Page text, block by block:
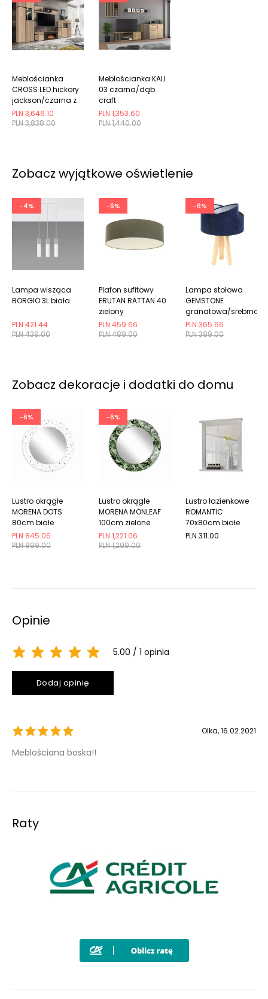
PLN 3,838.00
PLN 3,646.10
Meblościanka
CROSS LED hickory
jackson/czarna z
biokominkiem
PLN 1,440.00
PLN 1,353.60
Meblościanka KALI
03 czarna/dąb
craft
Zobacz wyjątkowe oświetlenie
-4%
PLN 439.00
PLN 421.44
Lampa wisząca
BORGIO 3L biała
-6%
PLN 489.00
PLN 459.66
Plafon sufitowy
ERUTAN RATTAN 40
zielony
-6%
PLN 389.00
PLN 365.66
Lampa stołowa
GEMSTONE
granatowa/srebrna/
Zobacz dekoracje i dodatki do domu
-6%
PLN 899.00
PLN 845.06
Lustro okrągłe
MORENA DOTS
80cm białe
-6%
PLN 1,299.00
PLN 1,221.06
Lustro okrągłe
MORENA MONLEAF
100cm zielone
PLN 311.00
Lustro łazienkowe
ROMANTIC
70x80cm białe
Opinie
5.00 1 opinia
Dodaj opinię
Olka, 16.02.2021
Meblościana boska!!
Raty